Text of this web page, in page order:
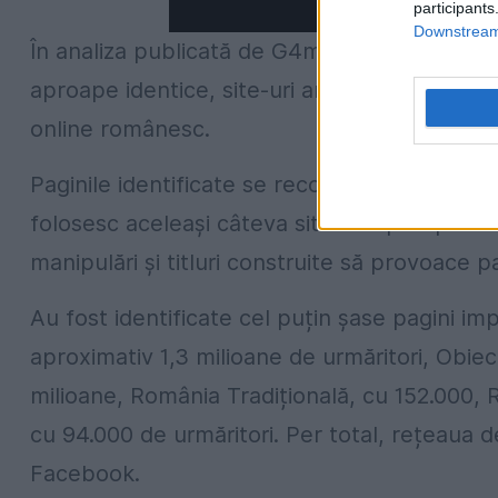
În analiza publicată de G4media, se
aproape identice, site-uri anonime și o
online românesc.
Paginile identificate se recomandă drept
folosesc aceleași câteva site-uri aproape
manipulări și titluri construite să provoace
Au fost identificate cel puțin șase pagini
aproximativ 1,3 milioane de urmăritori,
milioane, România Tradițională, cu
cu 94.000 de urmăritori. Per total, rețeaua
Facebook.